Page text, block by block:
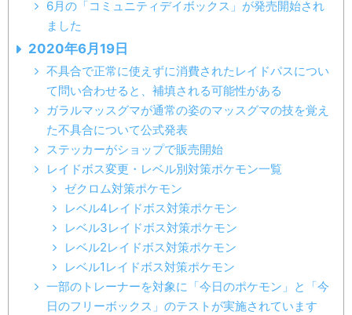
6月の「コミュニティデイボックス」が発売開始され
ました
2020年6月19日
不具合で正常に使えずに消費されたレイドパスについ
て問い合わせると、補填される可能性がある
ガラルマッスグマが通常の姿のマッスグマの技を覚え
た不具合について公式発表
ステッカーがショップで販売開始
レイドボス変更・レベル別対策ポケモン一覧
ゼクロム対策ポケモン
レベル4レイドボス対策ポケモン
レベル3レイドボス対策ポケモン
レベル2レイドボス対策ポケモン
レベル1レイドボス対策ポケモン
一部のトレーナーを対象に「今日のポケモン」と「今
日のフリーボックス」のテストが実施されています